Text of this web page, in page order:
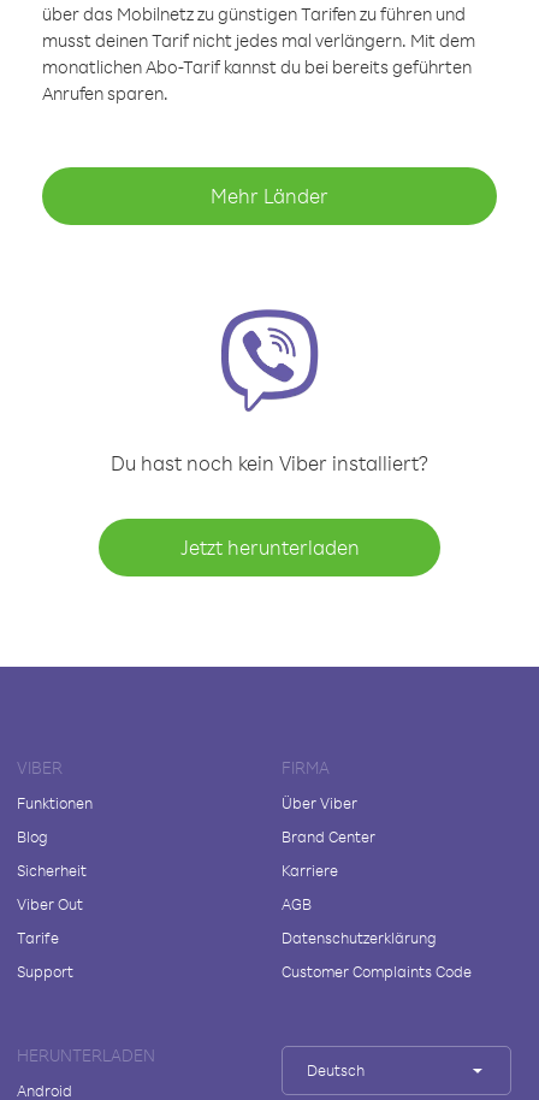
über das Mobilnetz zu günstigen Tarifen zu führen und
musst deinen Tarif nicht jedes mal verlängern. Mit dem
monatlichen Abo-Tarif kannst du bei bereits geführten
Anrufen sparen.
Mehr Länder
Du hast noch kein Viber installiert?
Jetzt herunterladen
VIBER
Funktionen
Blog
Sicherheit
Viber Out
Tarife
Support
FIRMA
Über Viber
Brand Center
Karriere
AGB
Datenschutzerklärung
Customer Complaints Code
HERUNTERLADEN
Android
Deutsch